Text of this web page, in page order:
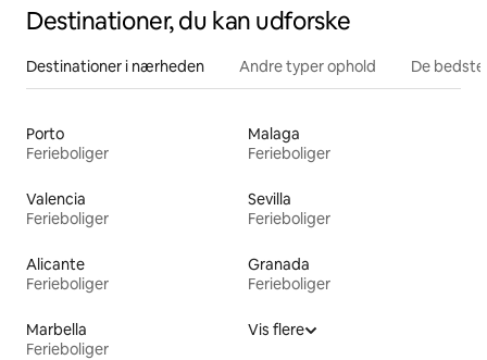
Destinationer, du kan udforske
Destinationer i nærheden Andre typer ophold De
Porto
Ferieboliger
Malaga
Ferieboliger
Valencia
Ferieboliger
Sevilla
Ferieboliger
Alicante
Ferieboliger
Granada
Ferieboliger
Marbella
Ferieboliger
Vis flere